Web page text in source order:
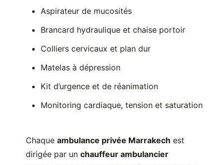
Aspirateur de mucosités
Brancard hydraulique et chaise portoir
Colliers cervicaux et plan dur
Matelas à dépression
Kit d’urgence et de réanimation
Monitoring cardiaque, tension et saturation
Chaqueambulance privée Marrakech est
dirigée par unchauffeur ambulancier